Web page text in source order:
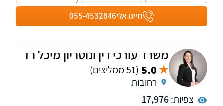
עורך הדין והמגשר שמואל גייער הוא בעל תואר שני
במשפט עסקי באסיה ומשרדיו ממוקמים בחיפה
חייגו אלי055-4532846
משרד עורכי דין ונוטריון מיכל רז
5.0 (51 ממליצים)
רחובות
צפיות:17,976